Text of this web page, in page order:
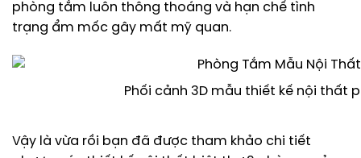
phòng tắm luôn thông thoáng và hạn chế tình
trạng ẩm mốc gây mất mỹ quan.
Phối cảnh 3D mẫu thiết kế nội thất
Vậy là vừa rồi bạn đã được tham khảo chi tiết